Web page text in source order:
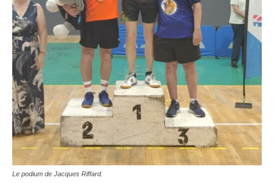
Le podium de Jacques Riffard.